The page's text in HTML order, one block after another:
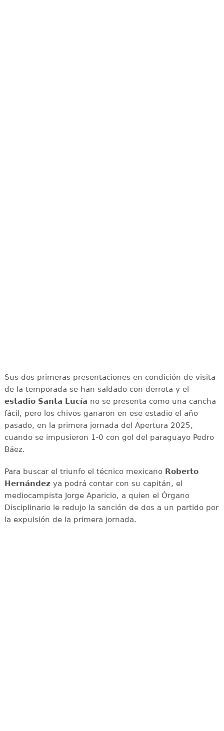
Sus dos primeras presentaciones en condición de visita
de la temporada se han saldado con derrota y el
estadio Santa Lucía no se presenta como una cancha
fácil, pero los chivos ganaron en ese estadio el año
pasado, en la primera jornada del Apertura 2025,
cuando se impusieron 1-0 con gol del paraguayo Pedro
Báez.
Para buscar el triunfo el técnico mexicano Roberto
Hernández ya podrá contar con su capitán, el
mediocampista Jorge Aparicio, a quien el Órgano
Disciplinario le redujo la sanción de dos a un partido por
la expulsión de la primera jornada.